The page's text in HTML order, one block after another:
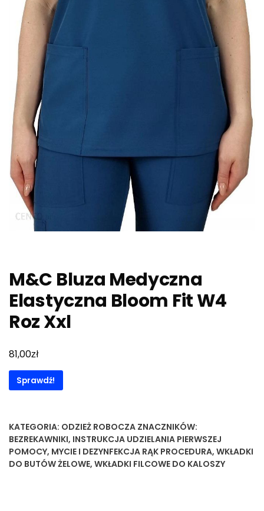
M&C Bluza Medyczna
Elastyczna Bloom Fit W4
Roz Xxl
81,00zł
Sprawdź!
KATEGORIA: ODZIEŻ ROBOCZA ZNACZNIKÓW:
BEZREKAWNIKI, INSTRUKCJA UDZIELANIA PIERWSZEJ
POMOCY, MYCIE I DEZYNFEKCJA RĄK PROCEDURA, WKŁADKI
DO BUTÓW ŻELOWE, WKŁADKI FILCOWE DO KALOSZY